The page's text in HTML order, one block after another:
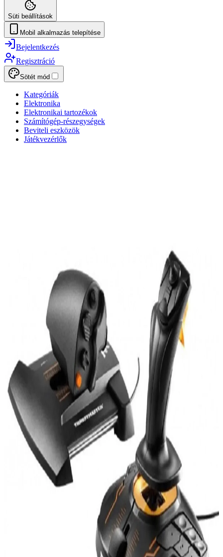
Süti beállítások
Mobil alkalmazás telepítése
Bejelentkezés
Regisztráció
Sötét mód
Kategóriák
Elektronika
Elektronikai tartozékok
Számítógép-részegységek
Beviteli eszközök
Játékvezérlők